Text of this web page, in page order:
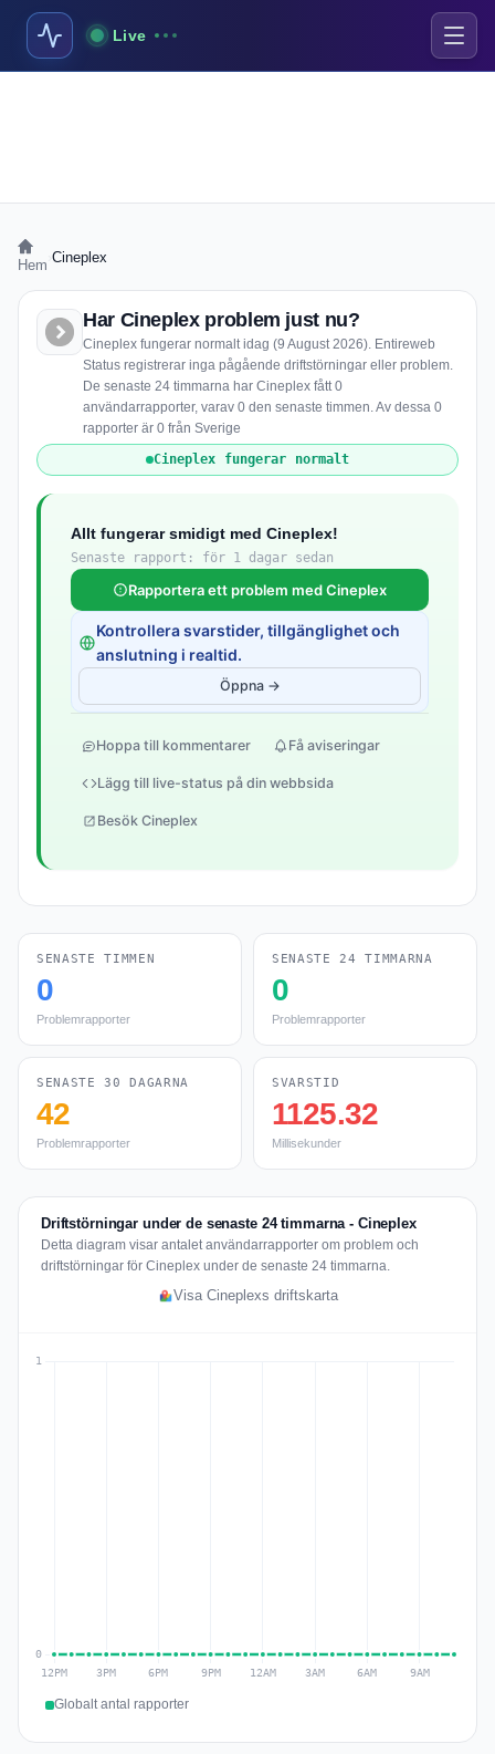
Live
Hem Cineplex
Har Cineplex problem just nu?
Cineplex fungerar normalt idag (9 August 2026). Entireweb
Status registrerar inga pågående driftstörningar eller problem.
De senaste 24 timmarna har Cineplex fått 0
användarrapporter, varav 0 den senaste timmen. Av dessa 0
rapporter är 0 från Sverige
Cineplex fungerar normalt
Allt fungerar smidigt med Cineplex!
Senaste rapport: för 1 dagar sedan
Rapportera ett problem med Cineplex
Kontrollera svarstider, tillgänglighet och
anslutning i realtid.
Öppna →
Hoppa till kommentarer Få aviseringar
Lägg till live-status på din webbsida
Besök Cineplex
SENASTE TIMMEN
0
Problemrapporter
SENASTE 24 TIMMARNA
0
Problemrapporter
SENASTE 30 DAGARNA
42
Problemrapporter
SVARSTID
1125.32
Millisekunder
Driftstörningar under de senaste 24 timmarna - Cineplex
Detta diagram visar antalet användarrapporter om problem och
driftstörningar för Cineplex under de senaste 24 timmarna.
Visa Cineplexs driftskarta
Globalt antal rapporter